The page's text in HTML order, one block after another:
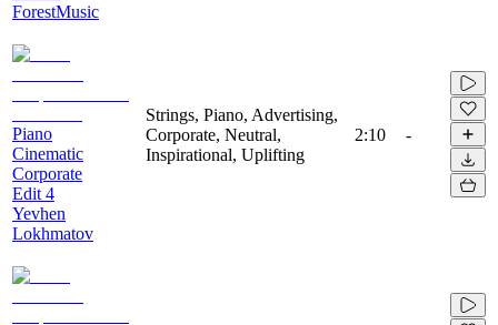
ForestMusic
Piano
Cinematic
Corporate
Edit 4
Yevhen
Lokhmatov
Strings, Piano, Advertising,
Corporate, Neutral,
Inspirational, Uplifting
2:10 -